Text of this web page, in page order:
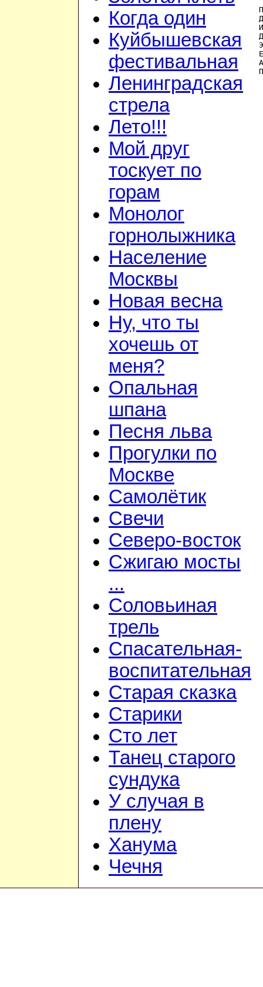
Когда один
Куйбышевская
фестивальная
Ленинградская
стрела
Лето!!!
Мой друг
тоскует по
горам
Монолог
горнолыжника
Население
Москвы
Новая весна
Ну, что ты
хочешь от
меня?
Опальная
шпана
Песня льва
Прогулки по
Москве
Самолётик
Свечи
Северо-восток
Сжигаю мосты
...
Соловьиная
трель
Спасательная-
воспитательная
Старая сказка
Старики
Сто лет
Танец старого
сундука
У случая в
плену
Ханума
Чечня